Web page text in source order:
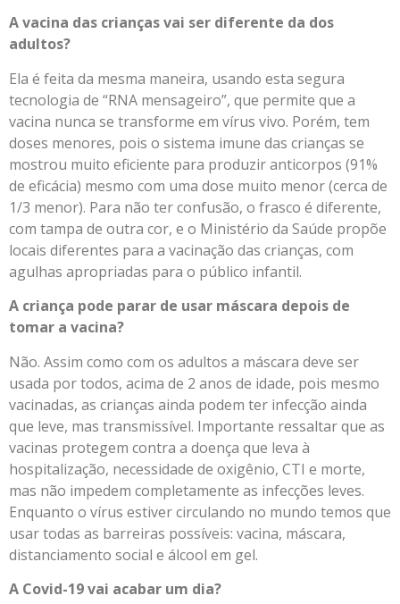
A vacina das crianças vai ser diferente da dos
adultos?
Ela é feita da mesma maneira, usando esta segura
tecnologia de “RNA mensageiro”, que permite que a
vacina nunca se transforme em vírus vivo. Porém, tem
doses menores, pois o sistema imune das crianças se
mostrou muito eficiente para produzir anticorpos (91%
de eficácia) mesmo com uma dose muito menor (cerca de
1/3 menor). Para não ter confusão, o frasco é diferente,
com tampa de outra cor, e o Ministério da Saúde propõe
locais diferentes para a vacinação das crianças, com
agulhas apropriadas para o público infantil.
A criança pode parar de usar máscara depois de
tomar a vacina?
Não. Assim como com os adultos a máscara deve ser
usada por todos, acima de 2 anos de idade, pois mesmo
vacinadas, as crianças ainda podem ter infecção ainda
que leve, mas transmissível. Importante ressaltar que as
vacinas protegem contra a doença que leva à
hospitalização, necessidade de oxigênio, CTI e morte,
mas não impedem completamente as infecções leves.
Enquanto o vírus estiver circulando no mundo temos que
usar todas as barreiras possíveis: vacina, máscara,
distanciamento social e álcool em gel.
A Covid-19 vai acabar um dia?